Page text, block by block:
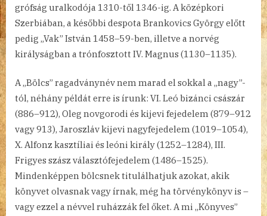
grófság uralkodója 1310-től 1346-ig. A középkori
Szerbiában, a későbbi despota Brankovics György előtt
pedig „Vak” István 1458–59-ben, illetve a norvég
királyságban a trónfosztott IV. Magnus (1130–1135).
A „Bölcs” ragadványnév nem marad el sokkal a „nagy”-
tól, néhány példát erre is írunk: VI. Leó bizánci császár
(886–912), Oleg novgorodi és kijevi fejedelem (879–912
vagy 913), Jaroszláv kijevi nagyfejedelem (1019–1054),
X. Alfonz kasztíliai és leóni király (1252–1284), III.
Frigyes szász választófejedelem (1486–1525).
Mindenképpen bölcsnek titulálhatjuk azokat, akik
könyvet olvasnak vagy írnak, még ha törvénykönyv is –
vagy ezzel a névvel ruházzák fel őket. A mi „Könyves”